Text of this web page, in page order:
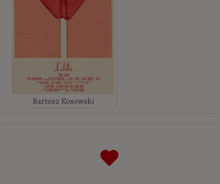
Bartosz Kosowski